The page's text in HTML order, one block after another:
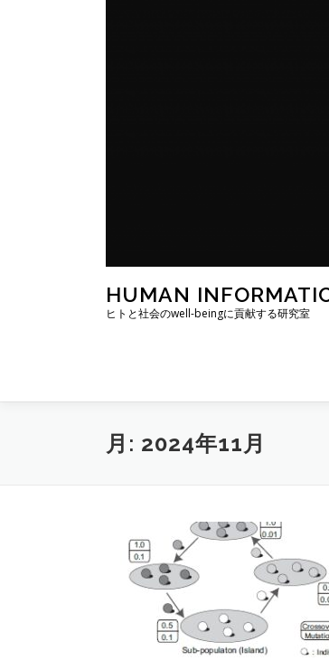
HUMAN
ヒトと社会のwell-beingに貢献する研究室
月: 2024年11月